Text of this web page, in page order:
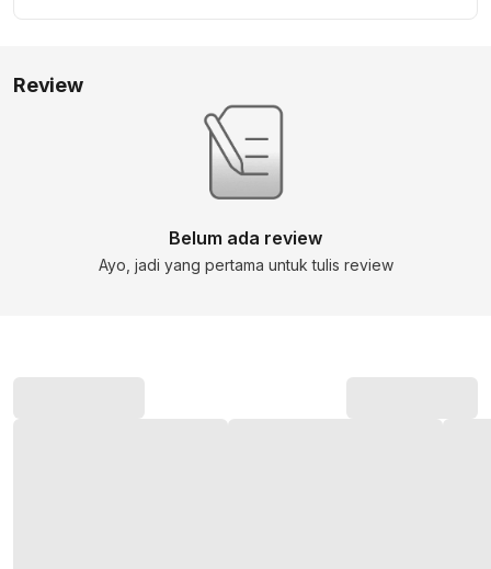
Review
Belum ada review
Ayo, jadi yang pertama untuk tulis review